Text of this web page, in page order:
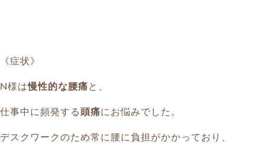
《症状》
N様は慢性的な腰痛 と、
仕事中に頻発する頭痛にお悩みでした。
デスクワークのため常に腰に負担がかかっており、